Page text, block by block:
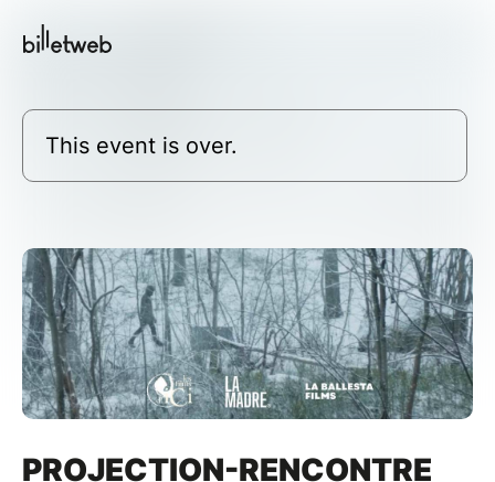
This event is over.
PROJECTION-RENCONTRE